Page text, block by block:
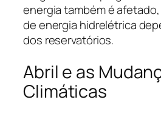
energia também é
de energia hidrelétrica
dos reservatórios.
Abril e as
Climáticas